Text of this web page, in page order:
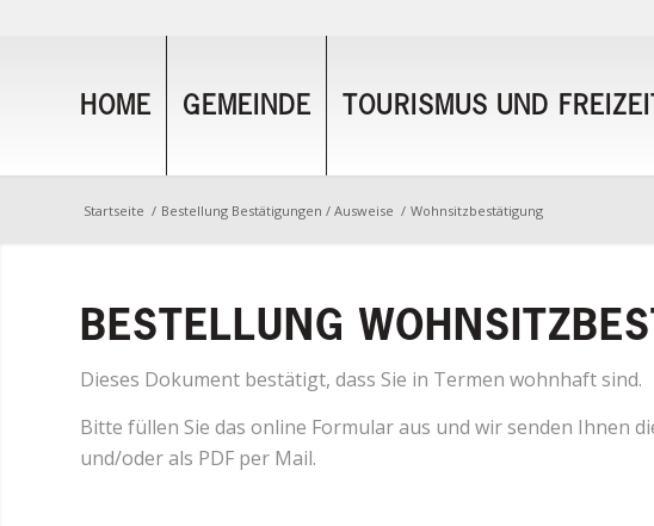
HOME GEMEINDE TOURISMUS UND
Startseite / Bestellung Bestätigungen / Ausweise / Wohnsitzbestätigung
BESTELLUNG
Dieses Dokument bestätigt, dass Sie in Termen wohnhaft sind.
Bitte füllen Sie das online Formular aus und wir senden Ihnen
und/oder als PDF per Mail.